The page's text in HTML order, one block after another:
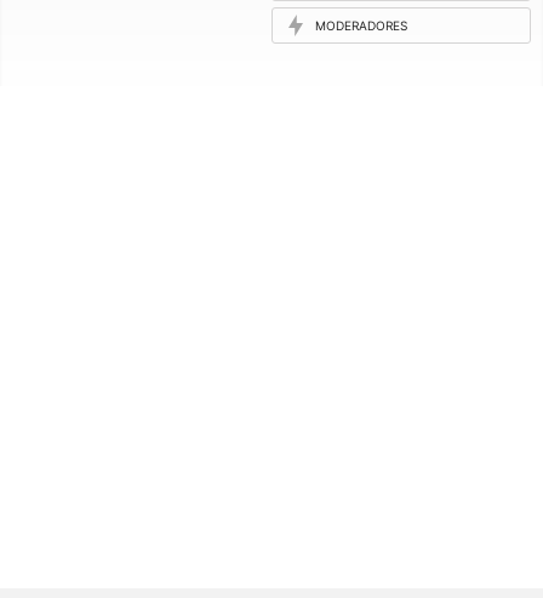
MODERADORES